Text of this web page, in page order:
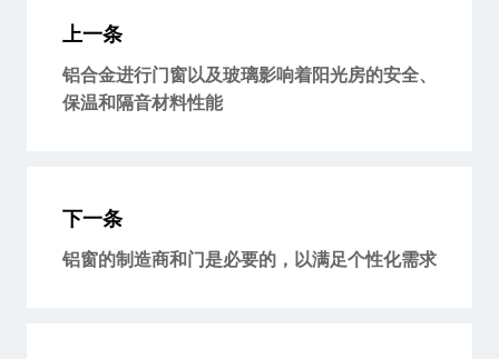
上一条
铝合金进行门窗以及玻璃影响着阳光房的安全、
保温和隔音材料性能
下一条
铝窗的制造商和门是必要的，以满足个性化需求